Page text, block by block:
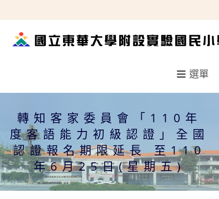
轉
選單
轉知客家委員會「110年
度客語能力初級認證」全國
認證報名期限延長 至110
年6月25日(星期五)